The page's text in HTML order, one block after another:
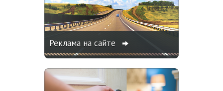
Реклама на сайте